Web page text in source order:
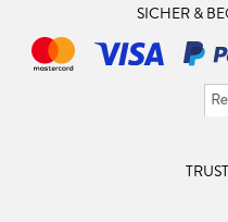
SICHER &